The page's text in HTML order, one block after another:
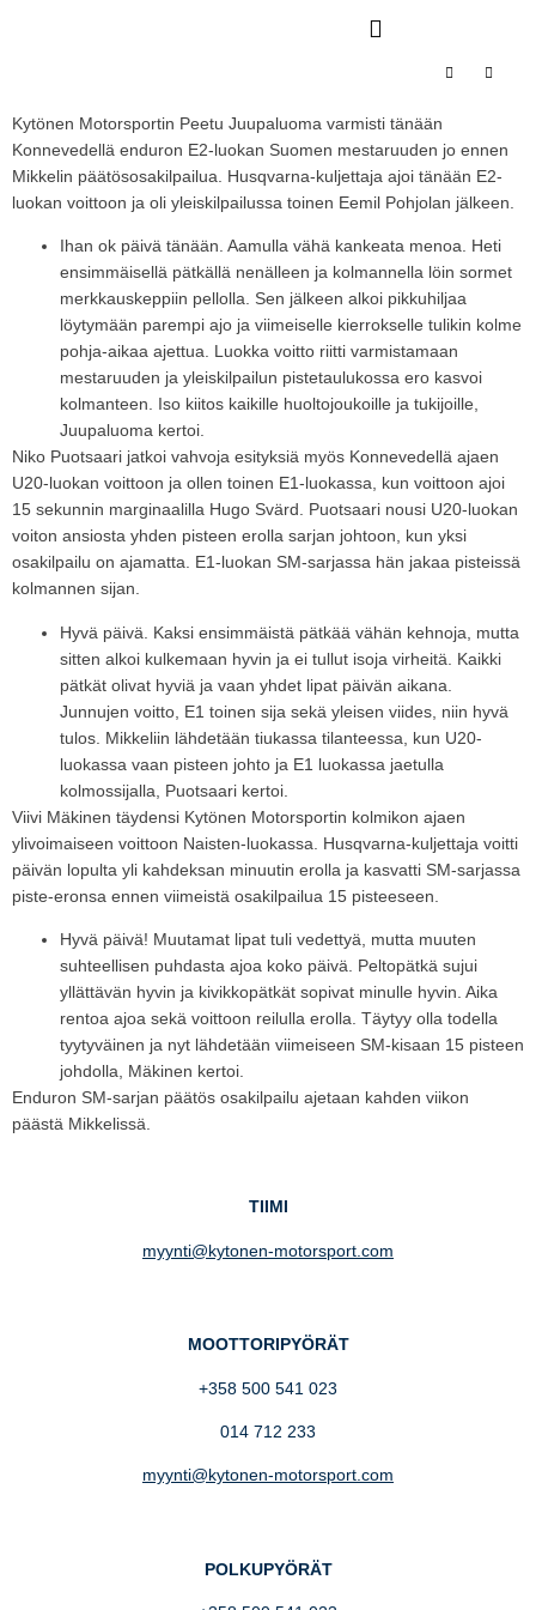
Kytönen Motorsportin Peetu Juupaluoma varmisti tänään
Konnevedellä enduron E2-luokan Suomen mestaruuden jo ennen
Mikkelin päätösosakilpailua. Husqvarna-kuljettaja ajoi tänään E2-
luokan voittoon ja oli yleiskilpailussa toinen Eemil Pohjolan jälkeen.
Ihan ok päivä tänään. Aamulla vähä kankeata menoa. Heti
ensimmäisellä pätkällä nenälleen ja kolmannella löin sormet
merkkauskeppiin pellolla. Sen jälkeen alkoi pikkuhiljaa
löytymään parempi ajo ja viimeiselle kierrokselle tulikin kolme
pohja-aikaa ajettua. Luokka voitto riitti varmistamaan
mestaruuden ja yleiskilpailun pistetaulukossa ero kasvoi
kolmanteen. Iso kiitos kaikille huoltojoukoille ja tukijoille,
Juupaluoma kertoi.
Niko Puotsaari jatkoi vahvoja esityksiä myös Konnevedellä ajaen
U20-luokan voittoon ja ollen toinen E1-luokassa, kun voittoon ajoi
15 sekunnin marginaalilla Hugo Svärd. Puotsaari nousi U20-luokan
voiton ansiosta yhden pisteen erolla sarjan johtoon, kun yksi
osakilpailu on ajamatta. E1-luokan SM-sarjassa hän jakaa pisteissä
kolmannen sijan.
Hyvä päivä. Kaksi ensimmäistä pätkää vähän kehnoja, mutta
sitten alkoi kulkemaan hyvin ja ei tullut isoja virheitä. Kaikki
pätkät olivat hyviä ja vaan yhdet lipat päivän aikana.
Junnujen voitto, E1 toinen sija sekä yleisen viides, niin hyvä
tulos. Mikkeliin lähdetään tiukassa tilanteessa, kun U20-
luokassa vaan pisteen johto ja E1 luokassa jaetulla
kolmossijalla, Puotsaari kertoi.
Viivi Mäkinen täydensi Kytönen Motorsportin kolmikon ajaen
ylivoimaiseen voittoon Naisten-luokassa. Husqvarna-kuljettaja voitti
päivän lopulta yli kahdeksan minuutin erolla ja kasvatti SM-sarjassa
piste-eronsa ennen viimeistä osakilpailua 15 pisteeseen.
Hyvä päivä! Muutamat lipat tuli vedettyä, mutta muuten
suhteellisen puhdasta ajoa koko päivä. Peltopätkä sujui
yllättävän hyvin ja kivikkopätkät sopivat minulle hyvin. Aika
rentoa ajoa sekä voittoon reilulla erolla. Täytyy olla todella
tyytyväinen ja nyt lähdetään viimeiseen SM-kisaan 15 pisteen
johdolla, Mäkinen kertoi.
Enduron SM-sarjan päätös osakilpailu ajetaan kahden viikon
päästä Mikkelissä.
TIIMI
myynti@kytonen-motorsport.com
MOOTTORIPYÖRÄT
+358 500 541 023
014 712 233
myynti@kytonen-motorsport.com
POLKUPYÖRÄT